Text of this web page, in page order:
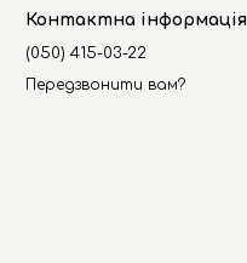
Контактна інформація
(050) 415-03-22
Передзвонити вам?